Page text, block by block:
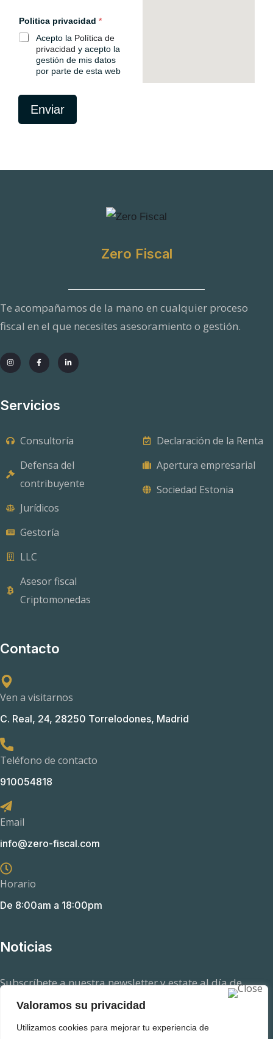
Valoramos su privacidad
Utilizamos cookies para mejorar tu experiencia de
d
a
Politica privacidad *
Acepto la Política de
privacidad y acepto la
gestión de mis datos
por parte de esta web
Enviar
Zero Fiscal
Te acompañamos de la mano en cualquier proceso
fiscal en el que necesites asesoramiento o gestión.
Servicios
Consultoría
Defensa del
contribuyente
Jurídicos
Gestoría
LLC
Asesor fiscal
Criptomonedas
Declaración de la Renta
Apertura empresarial
Sociedad Estonia
Contacto
Ven a visitarnos
C. Real, 24, 28250 Torrelodones, Madrid
Teléfono de contacto
910054818
Email
info@zero-fiscal.com
Horario
De 8:00am a 18:00pm
Noticias
Subscríbete a nuestra newsletter y estate al día de
aquellas novedades en el ámbito fiscal que pueden